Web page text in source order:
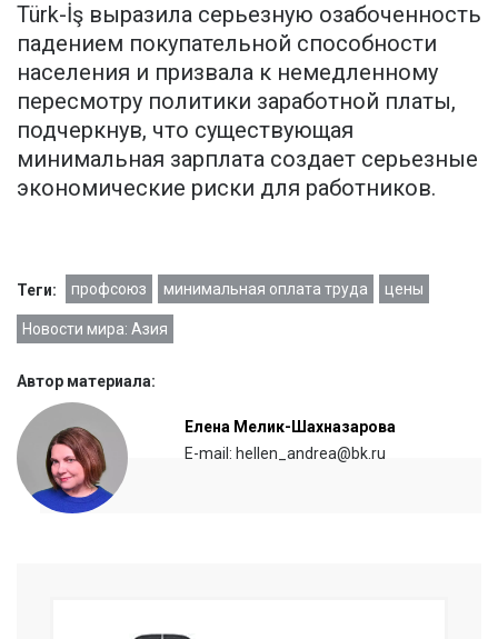
Türk-İş выразила серьезную озабоченность
падением покупательной способности
населения и призвала к немедленному
пересмотру политики заработной платы,
подчеркнув, что существующая
минимальная зарплата создает серьезные
экономические риски для работников.
Теги: профсоюз минимальная оплата труда цены
Новости мира: Азия
Автор материала:
Елена Мелик-Шахназарова
E-mail: hellen_andrea@bk.ru